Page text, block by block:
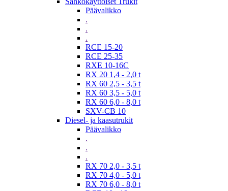
Päävalikko
.
.
.
RCE 15-20
RCE 25-35
RXE 10-16C
RX 20 1,4 - 2,0 t
RX 60 2,5 - 3,5 t
RX 60 3,5 - 5,0 t
RX 60 6,0 - 8,0 t
SXV-CB 10
Diesel- ja kaasutrukit
Päävalikko
.
.
.
RX 70 2,0 - 3,5 t
RX 70 4,0 - 5,0 t
RX 70 6,0 - 8,0 t